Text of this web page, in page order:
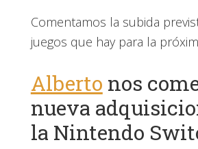
Comentamos la subida
juegos que hay para la
Alberto nos
nueva
la Nintendo